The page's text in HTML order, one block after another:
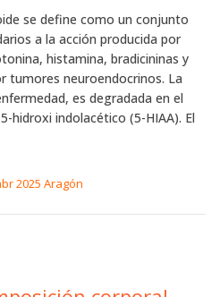
se define como un conjunto
a la acción producida por
histamina, bradicininas y
tumores neuroendocrinos. La
es degradada en el
hidroxi indolacético (5-HIAA). El
2025 Aragón